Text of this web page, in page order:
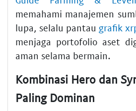
memahami manajemen
lupa, selalu pantau grafik
menjaga portofolio aset
aman selama bermain.
Kombinasi Hero dan
Paling Dominan